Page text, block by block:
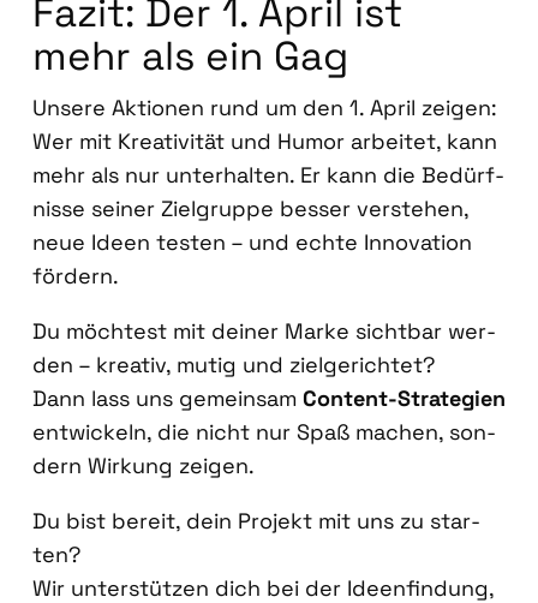
Fazit: Der 1. April ist
mehr als ein Gag
Unse­re Aktio­nen rund um den 1. April zei­gen:
Wer mit Krea­ti­vi­tät und Humor arbei­tet, kann
mehr als nur unter­hal­ten. Er kann die Bedürf­
nis­se sei­ner Ziel­grup­pe bes­ser ver­ste­hen,
neue Ideen tes­ten – und ech­te Inno­va­ti­on
för­dern.
Du möch­test mit dei­ner Mar­ke sicht­bar wer­
den – krea­tiv, mutig und ziel­ge­rich­tet?
Dann lass uns gemein­sam Con­tent-Stra­te­gien
ent­wi­ckeln, die nicht nur Spaß machen, son­
dern Wir­kung zei­gen.
Du bist bereit, dein Pro­jekt mit uns zu star­
ten?
Wir unter­stüt­zen dich bei der Ideen­fin­dung,